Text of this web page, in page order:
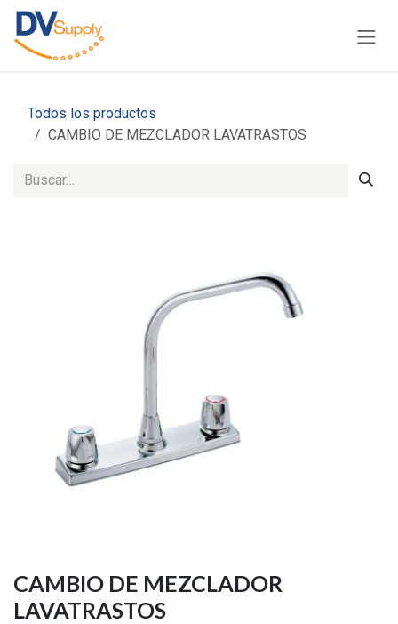
Ir al contenido
Todos los productos
CAMBIO DE MEZCLADOR LAVATRASTOS
CAMBIO DE MEZCLADOR
LAVATRASTOS